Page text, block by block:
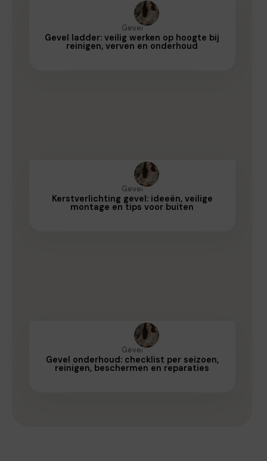
Gevel
Gevel ladder: veilig werken op hoogte bij
reinigen, verven en onderhoud
Gevel
Kerstverlichting gevel: ideeën, veilige
montage en tips voor buiten
Gevel
Gevel onderhoud: checklist per seizoen,
reinigen, beschermen en reparaties